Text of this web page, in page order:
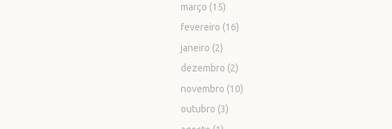
março (15)
fevereiro (16)
janeiro (2)
dezembro (2)
novembro (10)
outubro (3)